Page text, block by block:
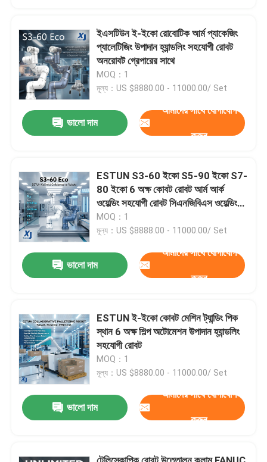
ইএসটিউন ই-ইকো রোবোটিক আর্ম প্যাকেজিং
প্যালেটিজিং উপাদান হ্যান্ডলিং সহযোগী রোবট
অনরোবট গ্রেপারের সাথে
MOQ：1
মূল্য：US $8880.00 - 11000.00/ Set
ভালো দাম
আমাদের সাথে যোগাযোগ
করুন
ESTUN S3-60 ইকো S5-90 ইকো S7-
80 ইকো 6 অক্ষ কোবট রোবট আর্ম আর্ক
ওয়েল্ডিং সহযোগী রোবট সিএনজিবিএস ওয়েল্ডিং
পজিশনার
MOQ：1
মূল্য：US $8888.00 - 11000.00/ Set
ভালো দাম
আমাদের সাথে যোগাযোগ
করুন
ESTUN ই-ইকো কোবট মেশিন ট্যান্ডিং পিক
স্থান 6 অক্ষ শিল্প অটোমেশন উপাদান হ্যান্ডলিং
সহযোগী রোবট
MOQ：1
মূল্য：US $8880.00 - 11000.00/ Set
ভালো দাম
আমাদের সাথে যোগাযোগ
করুন